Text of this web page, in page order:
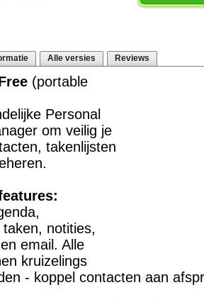
Alle versies Reviews
(portable
Personal
om veilig je
takenlijsten
notities,
email. Alle
kruizelings
- koppel contacten aan